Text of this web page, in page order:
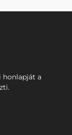
honlapját a